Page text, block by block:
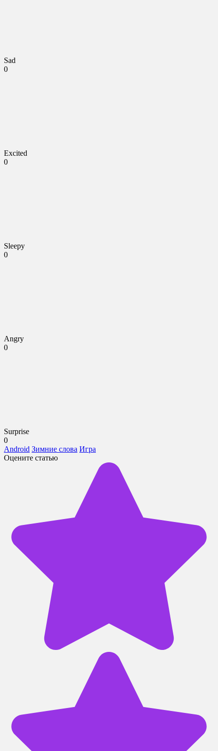
Sad
0
Excited
0
Sleepy
0
Angry
0
Surprise
0
Android Зимние слова Игра
Оцените статью